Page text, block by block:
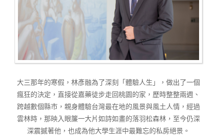
大三那年的寒假，林彥融為了深刻「體驗人生」，做出了一個
瘋狂的決定，直接從嘉藥徒步走回桃園的家，歷時整整兩週、
跨越數個縣市，親身體驗台灣最在地的風景與風土人情，經過
雲林時，那映入眼簾一大片如詩如畫的落羽松森林，至今仍深
深震撼著他，也成為他大學生涯中最難忘的私房絕景。